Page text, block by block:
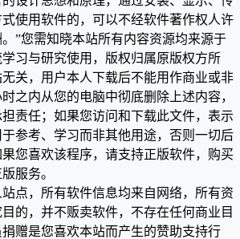
使用软件的，可以不经软件著作权人许
”您需知晓本站所有内容资源均来源于
习与研究使用，版权归属原版权方所
关，用户本人下载后不能用作商业或非
之内从您的电脑中彻底删除上述内容，
责任；如果您访问和下载此文件，表示
参考、学习而非其他用途，否则一切后
您喜欢该程序，请支持正版软件，购买
服务。
点，所有软件信息均来自网络，所有资
的，并不贩卖软件，不存在任何商业目
赠是您喜欢本站而产生的赞助支持行